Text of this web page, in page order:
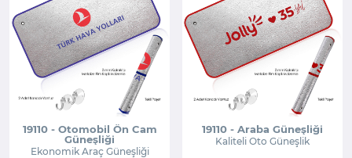
19110 - Otomobil Ön Cam
Güneşliği
Ekonomik Araç Güneşliği
19110 - Araba Güneşliği
Kaliteli Oto Güneşlik